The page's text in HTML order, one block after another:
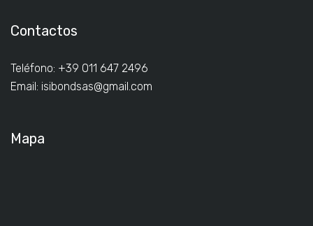
Contactos
Teléfono: +39 011 647 2496
Email: isibondsas@gmail.com
Mapa